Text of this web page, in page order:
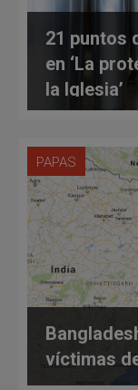
21 puntos
en ‘La
la Iglesia’
PAPAS
víctimas